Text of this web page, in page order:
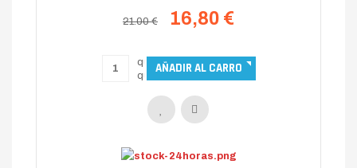
21.00 € 16,80 €